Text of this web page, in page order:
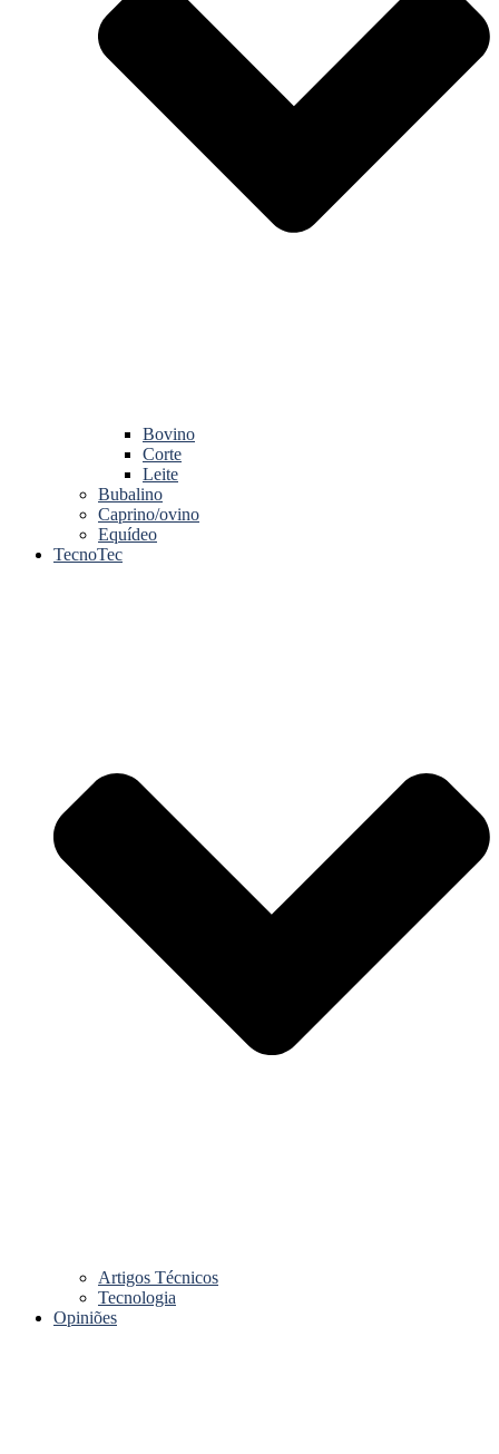
Bovino
Corte
Leite
Bubalino
Caprino/ovino
Equídeo
TecnoTec
Artigos Técnicos
Tecnologia
Opiniões